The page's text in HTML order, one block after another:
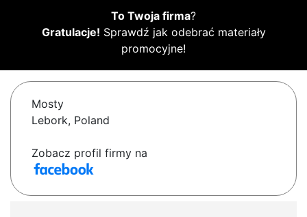
To Twoja firma?
Gratulacje! Sprawdź jak odebrać materiały
promocyjne!
Mosty
Lebork, Poland
Zobacz profil firmy na